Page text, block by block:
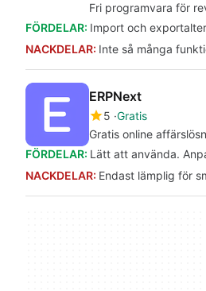
Fri programvara för
FÖRDELAR: Import och
NACKDELAR: Inte så många
ERPNext
5 Gratis
Gratis online
FÖRDELAR: Lätt att använda.
NACKDELAR: Endast lämplig för